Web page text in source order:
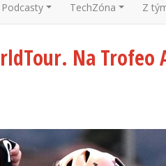
Podcasty TechZóna Z
Na Trofeo